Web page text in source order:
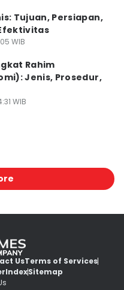
Tujuan, Persiapan,
WIB
Rahim
Jenis, Prosedur,
WIB
UsTerms of Services
IndexSitemap